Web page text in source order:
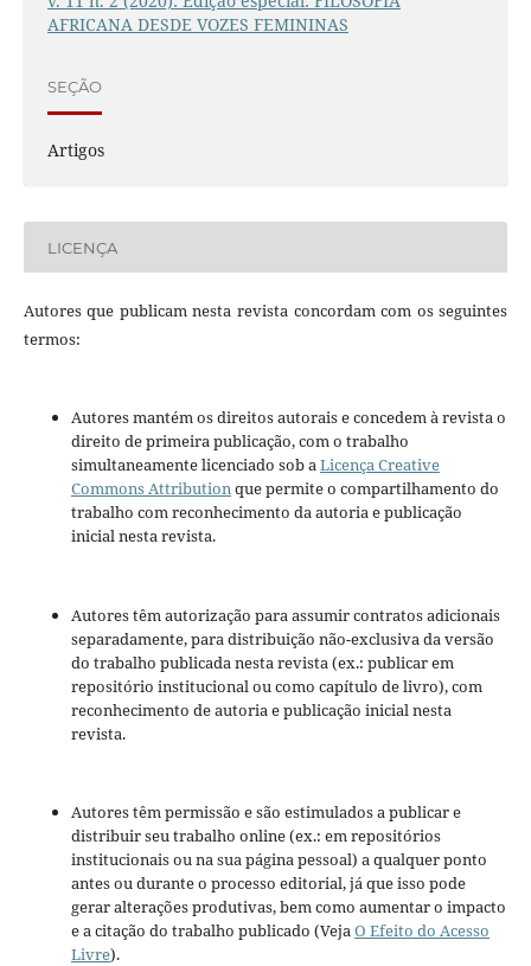
AFRICANA DESDE VOZES FEMININAS
SEÇÃO
Artigos
LICENÇA
Autores que publicam nesta revista concordam com os seguintes
termos:
Autores mantém os direitos autorais e concedem à revista o
direito de primeira publicação, com o trabalho
simultaneamente licenciado sob aLicença Creative
Commons Attributionque permite o compartilhamento do
trabalho com reconhecimento da autoria e publicação
inicial nesta revista.
Autores têm autorização para assumir contratos adicionais
separadamente, para distribuição não-exclusiva da versão
do trabalho publicada nesta revista (ex.: publicar em
repositório institucional ou como capítulo de livro), com
reconhecimento de autoria e publicação inicial nesta
revista.
Autores têm permissão e são estimulados a publicar e
distribuir seu trabalho online (ex.: em repositórios
institucionais ou na sua página pessoal) a qualquer ponto
antes ou durante o processo editorial, já que isso pode
gerar alterações produtivas, bem como aumentar o impacto
e a citação do trabalho publicado (Veja O Efeito do Acesso
Livre).